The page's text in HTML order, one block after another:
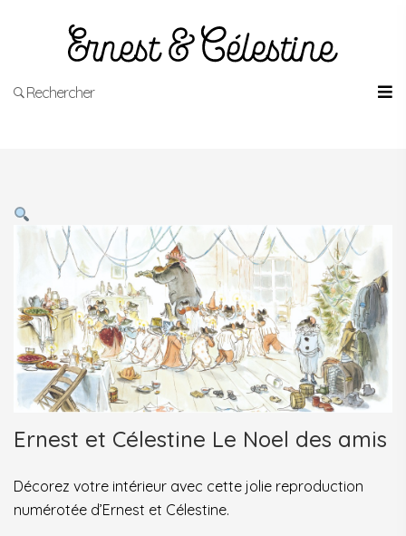
Rechercher
Ernest et Célestine Le Noel des amis
Décorez votre intérieur avec cette jolie reproduction
numérotée d’Ernest et Célestine.